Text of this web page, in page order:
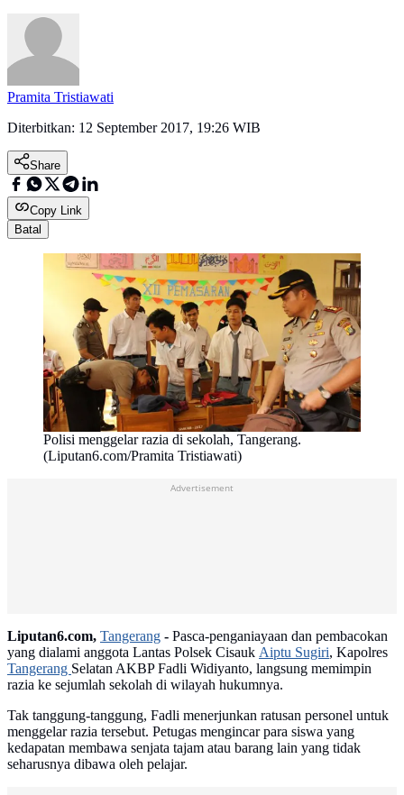
Pramita Tristiawati
Diterbitkan: 12 September 2017, 19:26 WIB
Share
Copy Link
Batal
Polisi menggelar razia di sekolah, Tangerang.
(Liputan6.com/Pramita Tristiawati)
Advertisement
Liputan6.com, Tangerang - Pasca-penganiayaan dan pembacokan
yang dialami anggota Lantas Polsek Cisauk Aiptu Sugiri, Kapolres
Tangerang Selatan AKBP Fadli Widiyanto, langsung memimpin
razia ke sejumlah sekolah di wilayah hukumnya.
Tak tanggung-tanggung, Fadli menerjunkan ratusan personel untuk
menggelar razia tersebut. Petugas mengincar para siswa yang
kedapatan membawa senjata tajam atau barang lain yang tidak
seharusnya dibawa oleh pelajar.